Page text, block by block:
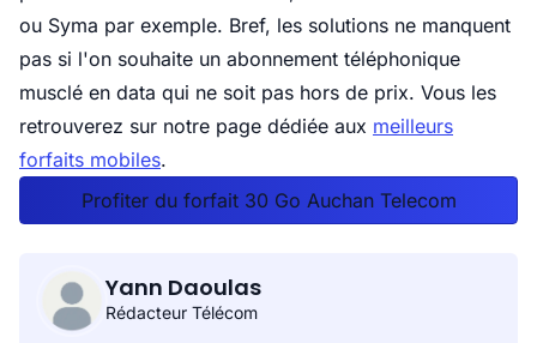
ou Syma par exemple. Bref, les solutions ne manquent
pas si l'on souhaite un abonnement téléphonique
musclé en data qui ne soit pas hors de prix. Vous les
retrouverez sur notre page dédiée aux meilleurs
forfaits mobiles.
Profiter du forfait 30 Go Auchan Telecom
Yann Daoulas
Rédacteur Télécom